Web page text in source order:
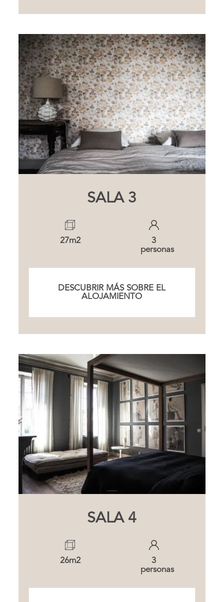
SALA 3
27m2
3
personas
DESCUBRIR MÁS SOBRE EL
ALOJAMIENTO
SALA 4
26m2
3
personas